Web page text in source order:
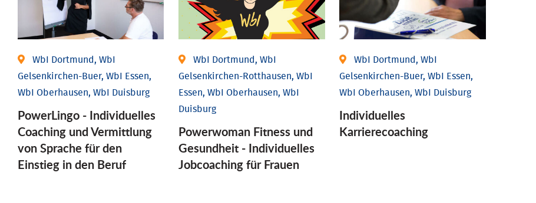
WbI Dortmund, WbI
Gelsenkirchen-Buer, WbI Essen,
WbI Oberhausen, WbI Duisburg
PowerLingo - Individuelles
Coaching und Vermittlung
von Sprache für den
Einstieg in den Beruf
WbI Dortmund, WbI
Gelsenkirchen-Rotthausen, WbI
Essen, WbI Oberhausen, WbI
Duisburg
Powerwoman Fitness und
Gesund­heit - Individu­elles
Job­coaching für Frauen
WbI Dortmund, WbI
Gelsenkirchen-Buer, WbI Essen,
WbI Oberhausen, WbI Duisburg
Individu­elles
Karrierecoaching